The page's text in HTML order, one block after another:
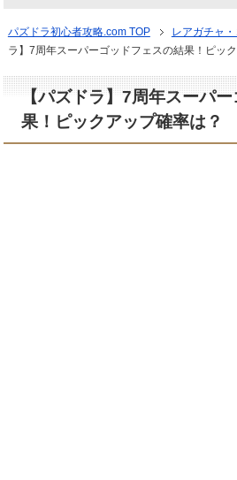
パズドラ初心者攻略.com TOP レアガチャ
ラ】7周年スーパーゴッドフェスの結果！ピッ
【パズドラ】7周年スーパ
果！ピックアップ確率は？